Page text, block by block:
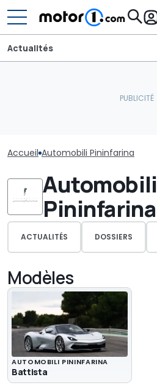
Actualités
Accueil Automobili Pininfarina
Automobili
Pininfarina
ACTUALITÉS DOSSIERS
Modèles
AUTOMOBILI PININFARINA
Battista